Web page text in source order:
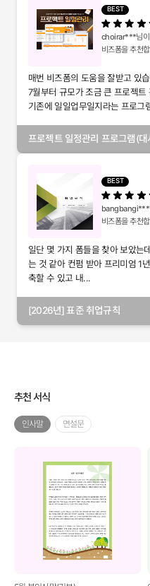
BEST
choirar***님이
비즈폼을 추천
매번 비즈폼의 도움을 잘받고 있
7월부터 규모가 조금 큰 프로젝
기존에 일일업무일지라는 프로그
프로젝트 일정관리 프로그램(
BEST
bangbangi***
비즈폼을 추천
일단 몇 가지 폼들을 찾아 보았는
는 것 같아 컨펌 받아 프리미엄 1
축할 수 있고 내...
[2026년] 표준 취업규칙
추천 서식
인사말 연설문